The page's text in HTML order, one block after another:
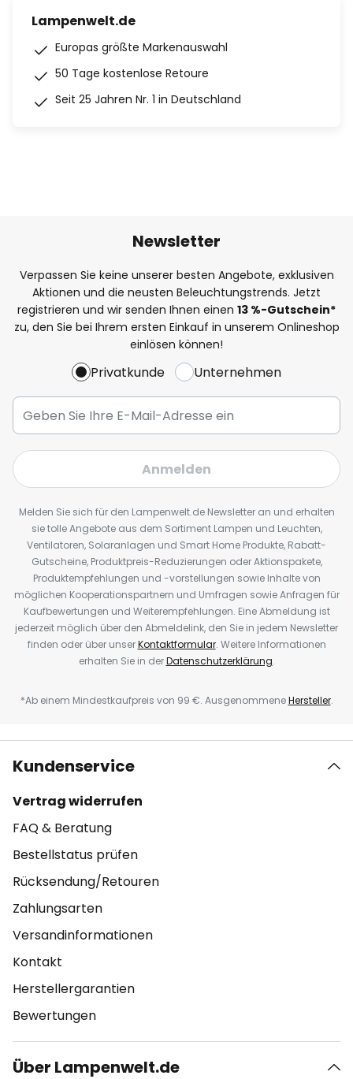
Lampenwelt.de
Europas größte Markenauswahl
50 Tage kostenlose Retoure
Seit 25 Jahren Nr. 1 in Deutschland
Newsletter
Verpassen Sie keine unserer besten Angebote, exklusiven
Aktionen und die neusten Beleuchtungstrends. Jetzt
registrieren und wir senden Ihnen einen 13 %-Gutschein*
zu, den Sie bei Ihrem ersten Einkauf in unserem Onlineshop
einlösen können!
Privatkunde Unternehmen
Anmelden
Melden Sie sich für den Lampenwelt.de Newsletter an und erhalten
sie tolle Angebote aus dem Sortiment Lampen und Leuchten,
Ventilatoren, Solaranlagen und Smart Home Produkte, Rabatt-
Gutscheine, Produktpreis-Reduzierungen oder Aktionspakete,
Produktempfehlungen und -vorstellungen sowie Inhalte von
möglichen Kooperationspartnern und Umfragen sowie Anfragen für
Kaufbewertungen und Weiterempfehlungen. Eine Abmeldung ist
jederzeit möglich über den Abmeldelink, den Sie in jedem Newsletter
finden oder über unserKontaktformular. Weitere Informationen
erhalten Sie in derDatenschutzerklärung.
*Ab einem Mindestkaufpreis von 99 €. AusgenommeneHersteller.
Kundenservice
Vertrag widerrufen
FAQ & Beratung
Bestellstatus prüfen
Rücksendung/Retouren
Zahlungsarten
Versandinformationen
Kontakt
Herstellergarantien
Bewertungen
Über Lampenwelt.de